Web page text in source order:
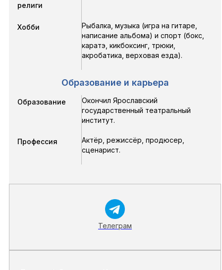
религи
Хобби
Рыбалка, музыка (игра на гитаре,
написание альбома) и спорт (бокс,
каратэ, кикбоксинг, трюки,
акробатика, верховая езда).
Образование и карьера
Образование
Окончил Ярославский
государственный театральный
институт.
Профессия
Актёр, режиссёр, продюсер,
сценарист.
Телеграм